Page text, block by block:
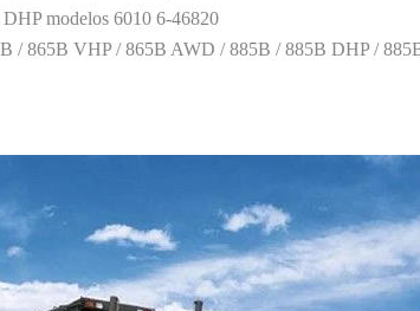
modelos 6010 6-46820
/ 865B VHP / 865B AWD / 885B / 885B DHP /